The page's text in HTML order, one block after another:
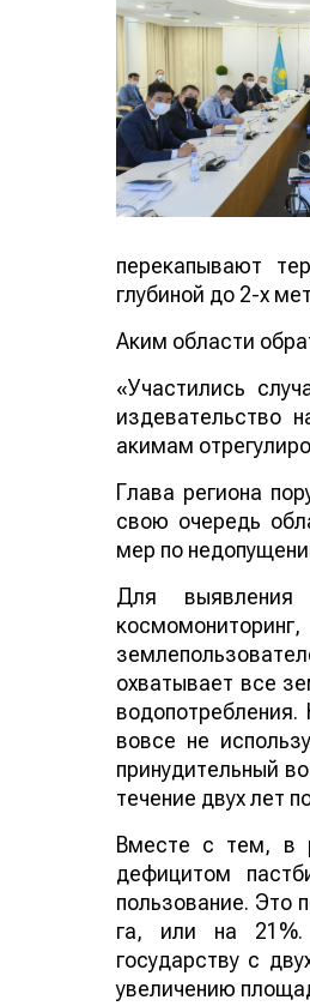
перекапывают
глубиной до 2-х
Аким области
«Участились
издевательство
акимам
Глава региона
свою очередь
мер по
Для выявления
охватывает все
вовсе не
принудительный
течение двух лет
Вместе с тем, в
дефицитом
пользование. Это
га, или на 21%.
государству с
увеличению